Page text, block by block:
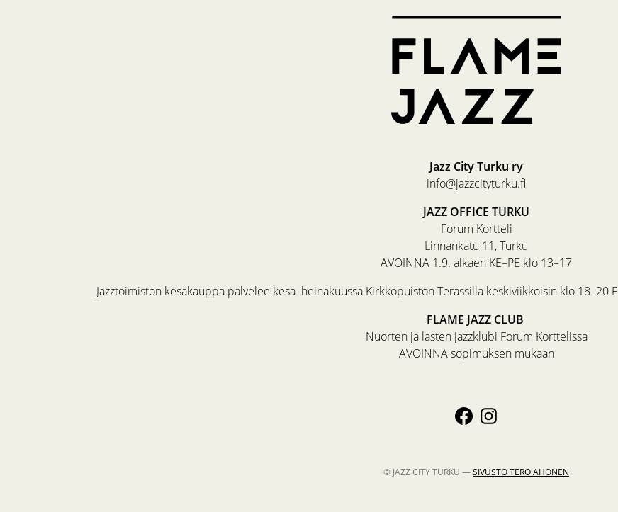
Jazz City Turku ry
info@jazzcityturku.fi
JAZZ OFFICE TURKU
Forum Kortteli
Linnankatu 11, Turku
AVOINNA 1.9. alkaen KE–PE klo 13–17
Jazztoimiston kesäkauppa palvelee kesä–heinäkuussa Kirkkopuiston Terassilla keskiviikkoisin klo 18–20
FLAME JAZZ CLUB
Nuorten ja lasten jazzklubi Forum Korttelissa
AVOINNA sopimuksen mukaan
© JAZZ CITY TURKU —SIVUSTOTERO AHONEN